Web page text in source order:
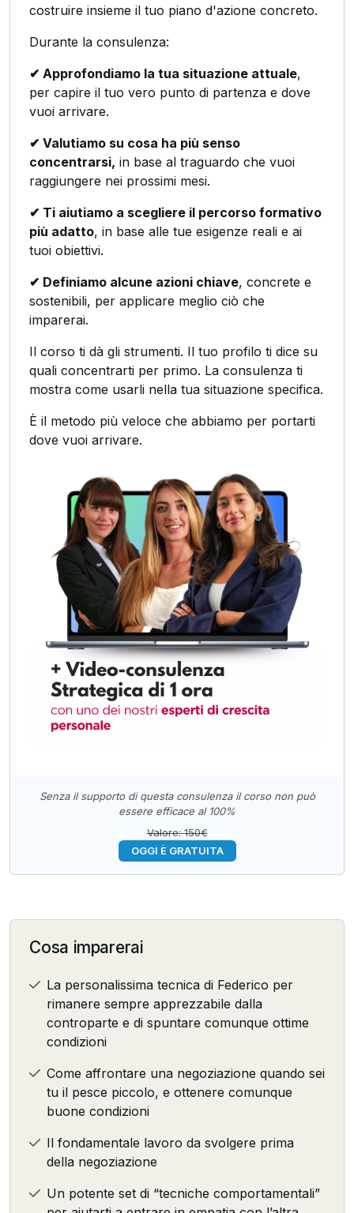
costruire insieme il tuo piano d'azione concreto.
Durante la consulenza:
✔ Approfondiamo la tua situazione attuale,
per capire il tuo vero punto di partenza e dove
vuoi arrivare.
✔ Valutiamo su cosa ha più senso
concentrarsi, in base al traguardo che vuoi
raggiungere nei prossimi mesi.
✔ Ti aiutiamo a scegliere il percorso formativo
più adatto, in base alle tue esigenze reali e ai
tuoi obiettivi.
✔ Definiamo alcune azioni chiave, concrete e
sostenibili, per applicare meglio ciò che
imparerai.
Il corso ti dà gli strumenti. Il tuo profilo ti dice su
quali concentrarti per primo. La consulenza ti
mostra come usarli nella tua situazione specifica.
È il metodo più veloce che abbiamo per portarti
dove vuoi arrivare.
Senza il supporto di questa consulenza il corso non può
essere efficace al 100%
Valore: 150€
OGGI È GRATUITA
Cosa imparerai
La personalissima tecnica di Federico per
rimanere sempre apprezzabile dalla
controparte e di spuntare comunque ottime
condizioni
Come affrontare una negoziazione quando sei
tu il pesce piccolo, e ottenere comunque
buone condizioni
Il fondamentale lavoro da svolgere prima
della negoziazione
Un potente set di “tecniche comportamentali”